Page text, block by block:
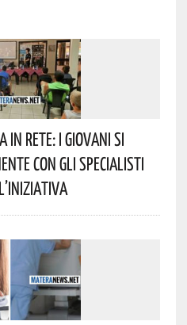
Rete: I Giovani Si
Con Gli Specialisti